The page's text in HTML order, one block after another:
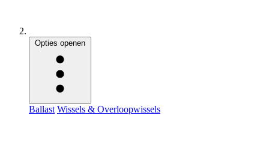
Opties openen
Ballast Wissels & Overloopwissels